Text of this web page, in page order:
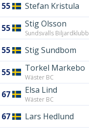
55 Stefan Kristula
55 Stig Olsson
Sundsvalls Biljardklubb
55 Stig Sundbom
55 Torkel Markebo
Wäster BC
67 Elsa Lind
Wäster BC
67 Lars Hedlund